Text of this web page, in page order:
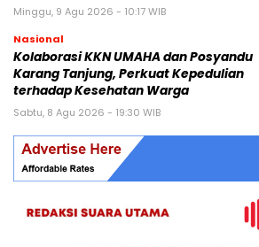
Minggu, 9 Agu 2026 - 10:17 WIB
Nasional
Kolaborasi KKN UMAHA dan Posyandu
Karang Tanjung, Perkuat Kepedulian
terhadap Kesehatan Warga
Sabtu, 8 Agu 2026 - 19:30 WIB